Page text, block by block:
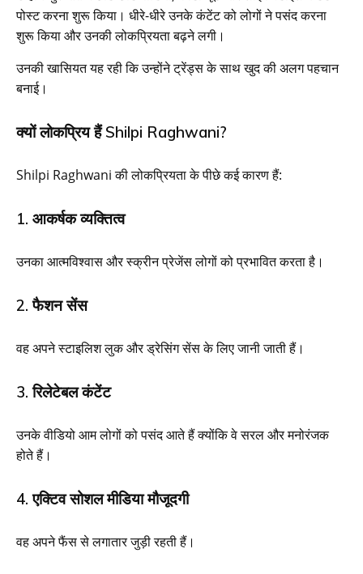
पोस्ट करना शुरू किया। धीरे-धीरे उनके कंटेंट को लोगों ने पसंद करना
शुरू किया और उनकी लोकप्रियता बढ़ने लगी।
उनकी खासियत यह रही कि उन्होंने ट्रेंड्स के साथ खुद की अलग पहचान
बनाई।
क्यों लोकप्रिय हैं Shilpi Raghwani?
Shilpi Raghwani की लोकप्रियता के पीछे कई कारण हैं:
1. आकर्षक व्यक्तित्व
उनका आत्मविश्वास और स्क्रीन प्रेजेंस लोगों को प्रभावित करता है।
2. फैशन सेंस
वह अपने स्टाइलिश लुक और ड्रेसिंग सेंस के लिए जानी जाती हैं।
3. रिलेटेबल कंटेंट
उनके वीडियो आम लोगों को पसंद आते हैं क्योंकि वे सरल और मनोरंजक
होते हैं।
4. एक्टिव सोशल मीडिया मौजूदगी
वह अपने फैंस से लगातार जुड़ी रहती हैं।